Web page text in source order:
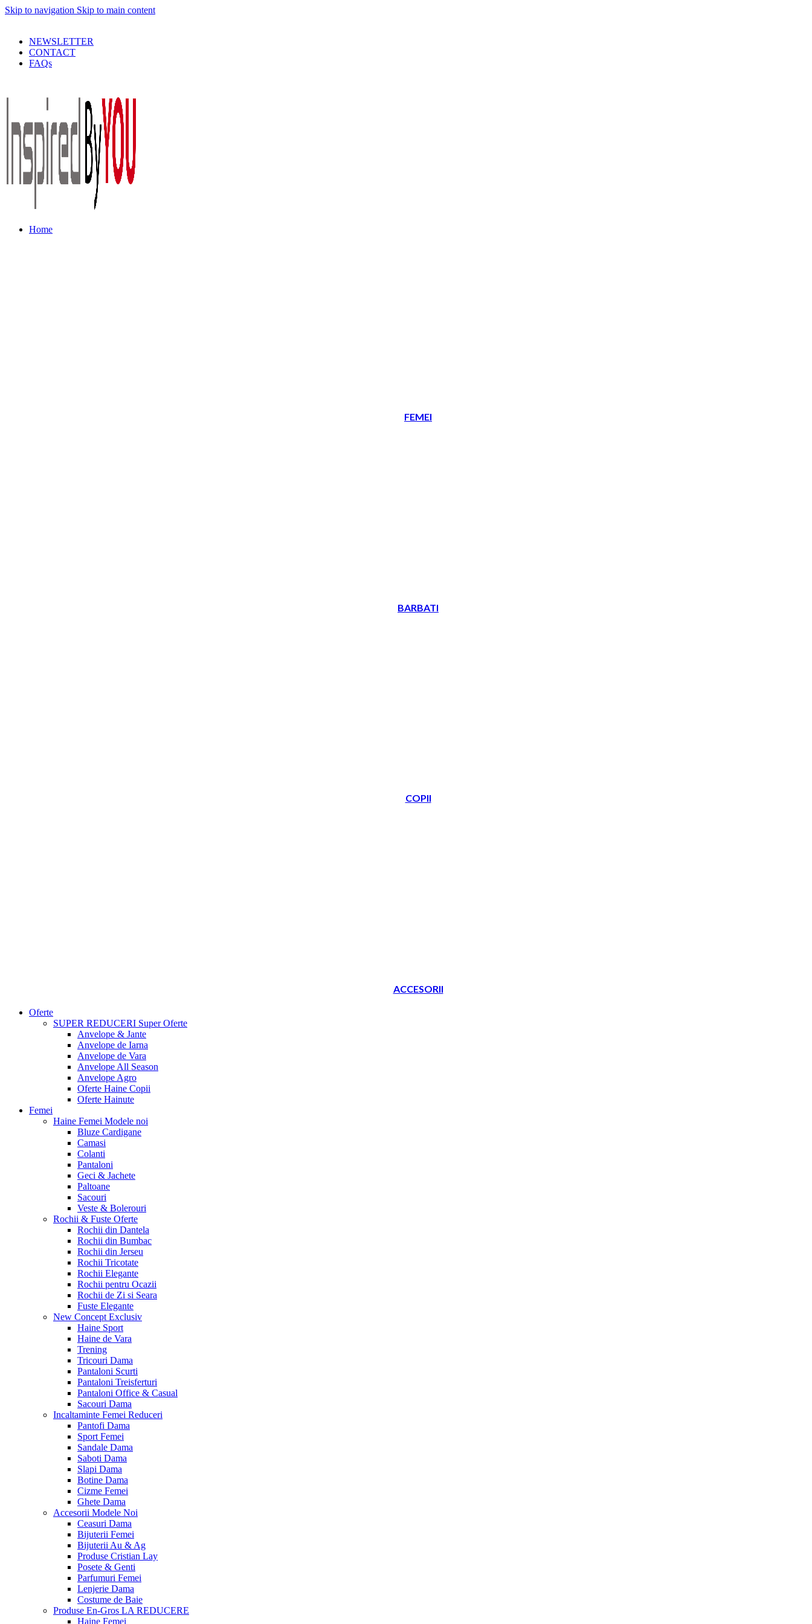
Skip to navigation Skip to main content
NEWSLETTER
CONTACT
FAQs
Home
FEMEI
BARBATI
COPII
ACCESORII
Oferte
SUPER REDUCERI Super Oferte
Anvelope & Jante
Anvelope de Iarna
Anvelope de Vara
Anvelope All Season
Anvelope Agro
Oferte Haine Copii
Oferte Hainute
Femei
Haine Femei Modele noi
Bluze Cardigane
Camasi
Colanti
Pantaloni
Geci & Jachete
Paltoane
Sacouri
Veste & Bolerouri
Rochii & Fuste Oferte
Rochii din Dantela
Rochii din Bumbac
Rochii din Jerseu
Rochii Tricotate
Rochii Elegante
Rochii pentru Ocazii
Rochii de Zi si Seara
Fuste Elegante
New Concept Exclusiv
Haine Sport
Haine de Vara
Trening
Tricouri Dama
Pantaloni Scurti
Pantaloni Treisferturi
Pantaloni Office & Casual
Sacouri Dama
Incaltaminte Femei Reduceri
Pantofi Dama
Sport Femei
Sandale Dama
Saboti Dama
Slapi Dama
Botine Dama
Cizme Femei
Ghete Dama
Accesorii Modele Noi
Ceasuri Dama
Bijuterii Femei
Bijuterii Au & Ag
Produse Cristian Lay
Posete & Genti
Parfumuri Femei
Lenjerie Dama
Costume de Baie
Produse En-Gros LA REDUCERE
Haine Femei